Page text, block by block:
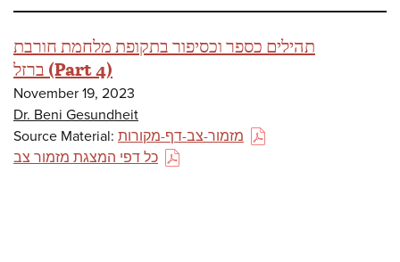
תהילים כספר וכסיפור בתקופת מלחמת חורבת
ברזל (Part 4)
November 19, 2023
Dr. Beni Gesundheit
Source Material: מזמור-צב-דף-מקורות
(PDF)
כל דפי המצגת מזמור צב
(PDF)